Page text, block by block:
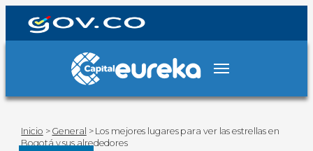
Inicio > General > Los mejores lugares para ver las estrellas en
Bogotá y sus alrededores